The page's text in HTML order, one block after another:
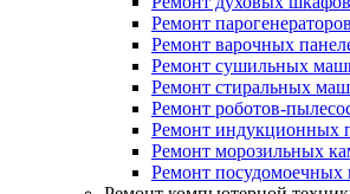
Ремонт парогенераторов
Ремонт варочных
Ремонт сушильных
Ремонт стиральных
Ремонт роботов-
Ремонт индукционных
Ремонт морозильных
Ремонт